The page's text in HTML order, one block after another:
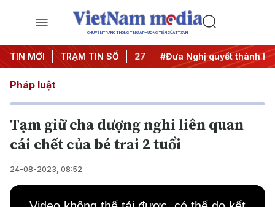
CHUYÊN TRANG THÔNG TIN ĐA PHƯƠNG TIỆN CỦA TTXVN
TIN MỚI TRẠM TIN SỐ
Trung ương 3 #APEC 2027 #Đưa Nghị quyết thành
Pháp luật
Tạm giữ cha dượng nghi liên quan
cái chết của bé trai 2 tuổi
24-08-2023, 08:52
This